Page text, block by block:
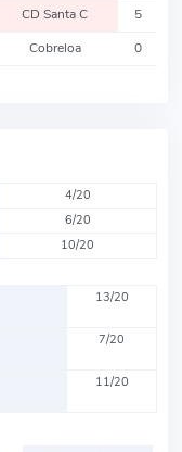
CD Santa C 5
Cobreloa 0
4/20
6/20
10/20
13/20
7/20
11/20